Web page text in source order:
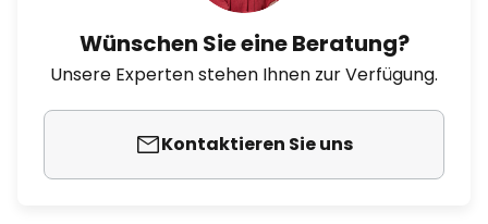
Wünschen Sie eine Beratung?
Unsere Experten stehen Ihnen zur Verfügung.
Kontaktieren Sie uns